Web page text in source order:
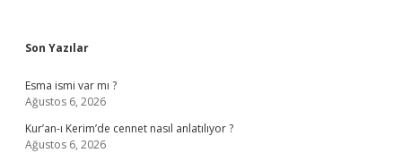
Sidebar
Son Yazılar
Esma ismi var mı ?
Ağustos 6, 2026
Kur’an-ı Kerim’de cennet nasıl anlatılıyor ?
Ağustos 6, 2026